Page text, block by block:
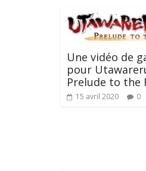
Une vidéo de
pour
Prelude to the
15 avril 2020 0